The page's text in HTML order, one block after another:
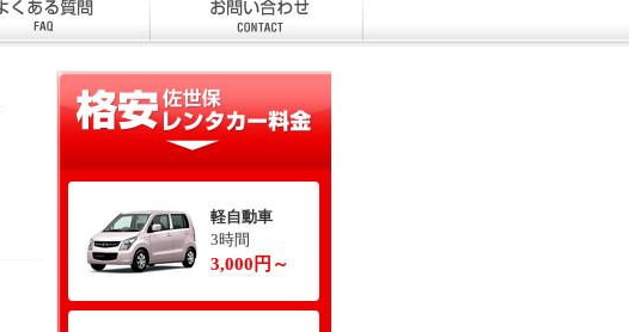
軽自動車
3時間
3,000円～